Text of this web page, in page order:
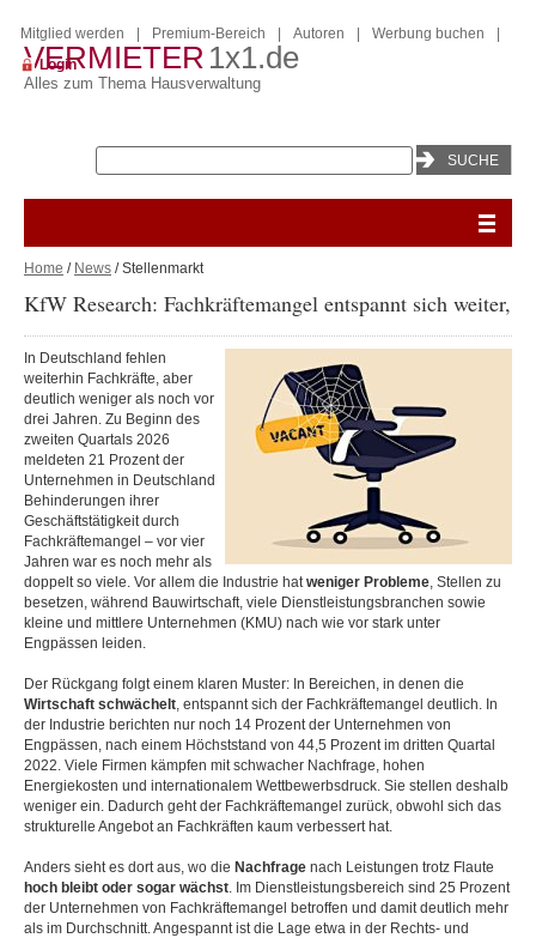
VERMIETER 1x1.de
Alles zum Thema Hausverwaltung
Mitglied werden Premium-Bereich Autoren Werbung buchen
Login
Home / News / Stellenmarkt
KfW Research: Fachkräftemangel entspannt sich weiter,
In Deutschland fehlen
weiterhin Fachkräfte, aber
deutlich weniger als noch vor
drei Jahren. Zu Beginn des
zweiten Quartals 2026
meldeten 21 Prozent der
Unternehmen in Deutschland
Behinderungen ihrer
Geschäftstätigkeit durch
Fachkräftemangel – vor vier
Jahren war es noch mehr als
doppelt so viele. Vor allem die Industrie hatweniger Probleme, Stellen zu
besetzen, während Bauwirtschaft, viele Dienstleistungsbranchen sowie
kleine und mittlere Unternehmen (KMU) nach wie vor stark unter
Engpässen leiden.
Der Rückgang folgt einem klaren Muster: In Bereichen, in denen die
Wirtschaft schwächelt, entspannt sich der Fachkräftemangel deutlich. In
der Industrie berichten nur noch 14 Prozent der Unternehmen von
Engpässen, nach einem Höchststand von 44,5 Prozent im dritten Quartal
2022. Viele Firmen kämpfen mit schwacher Nachfrage, hohen
Energiekosten und internationalem Wettbewerbsdruck. Sie stellen deshalb
weniger ein. Dadurch geht der Fachkräftemangel zurück, obwohl sich das
strukturelle Angebot an Fachkräften kaum verbessert hat.
Anders sieht es dort aus, wo die Nachfrage nach Leistungen trotz Flaute
hoch bleibt oder sogar wächst. Im Dienstleistungsbereich sind 25 Prozent
der Unternehmen von Fachkräftemangel betroffen und damit deutlich mehr
als im Durchschnitt. Angespannt ist die Lage etwa in der Rechts- und